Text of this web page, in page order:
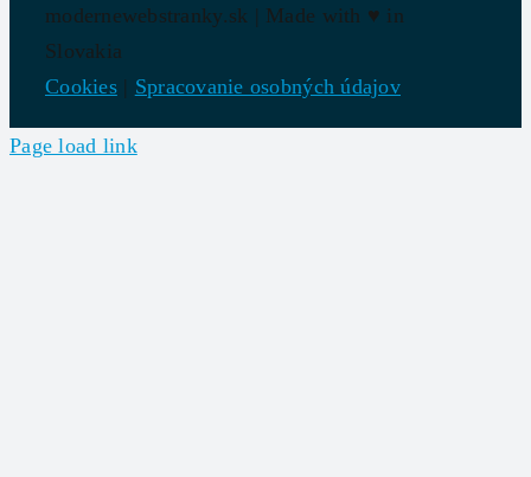
modernewebstranky.sk | Made with ♥ in
Slovakia
Cookies | Spracovanie osobných údajov
Page load link